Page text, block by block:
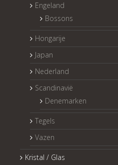
Engeland
Bossons
Hongarije
Japan
Nederland
Scandinavië
Denemarken
Tegels
Vazen
Kristal / Glas